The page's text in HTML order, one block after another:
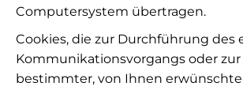
Computersystem übertragen.
Cookies, die zur Durchführung des
Kommunikationsvorgangs oder
bestimmter, von Ihnen